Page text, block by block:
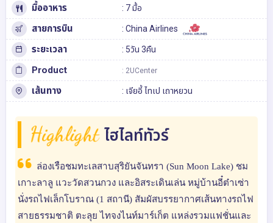
มื้ออาหาร : 7 มื้อ
สายการบิน : China Airlines
ระยะเวลา : 5วัน 3คืน
Product : 2UCenter
เส้นทาง : เจียอี้ ไทเป เถาหยวน
Highlight ไฮไลท์ทัวร์
ล่องเรือชมทะเลสาบสุริยันจันทรา (Sun Moon Lake) ชม
เกาะลาลู แวะวัดสวนกวง และอิสระเดินเล่น หมู่บ้านอี๋ต๋าเซ่า
นั่งรถไฟเล็กโบราณ (1 สถานี) สัมผัสบรรยากาศเส้นทางรถไฟ
สายธรรมชาติ ตะลุย ไทจงไนท์มาร์เก็ต แหล่งรวมแฟชั่นและ